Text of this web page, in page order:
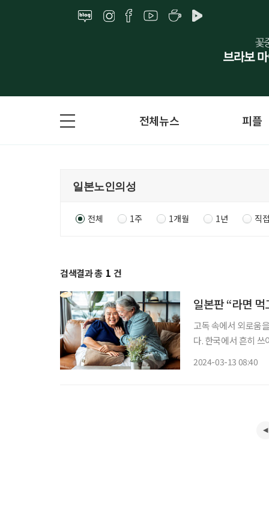
전체뉴스 피플
전체 1주 1개월 1년 직
검색결과 총 1 건
일본판 “라면
고독 속에서 외로움
다. 한국에서 흔히 쓰이는 “
2024-03-13 08:40